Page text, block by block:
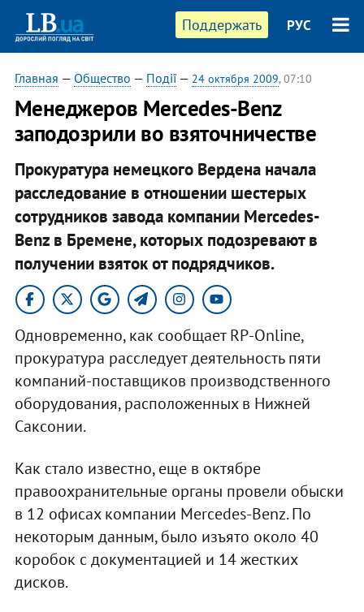
Поддержать РУС
Главная — Общество — Події— 24 октября 2009, 07:10
Менеджеров Mercedes-Benz
заподозрили во взяточничестве
Прокуратура немецкого Вердена начала
расследование в отношении шестерых
сотрудников завода компании Mercedes-
Benz в Бремене, которых подозревают в
получении взяток от подрядчиков.
Одновременно, как сообщает RP-Online,
прокуратура расследует деятельность пяти
компаний-поставщиков производственного
оборудования, расположенных в Нижней
Саксонии.
Как стало известно, еще в октябре
правоохранительные органы провели обыски
в 12 офисах компании Mercedes-Benz. По
некоторым данным, было изъято около 40
коробок с документацией и 14 жестких
дисков.